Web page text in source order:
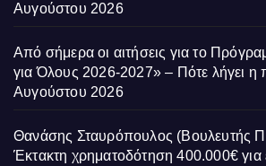
Αυγούστου 2026
Από σήμερα οι αιτήσεις για το
για Όλους 2026-2027» – Πότε λήγει η
Αυγούστου 2026
Θανάσης Σταυρόπουλος (Βουλευτής
Έκτακτη χρηματοδότηση 400.000€ για